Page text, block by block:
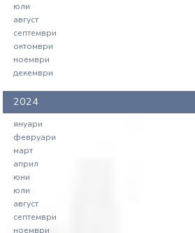
юли
август
септември
октомври
ноември
декември
2024
януари
февруари
март
април
юни
юли
август
септември
ноември